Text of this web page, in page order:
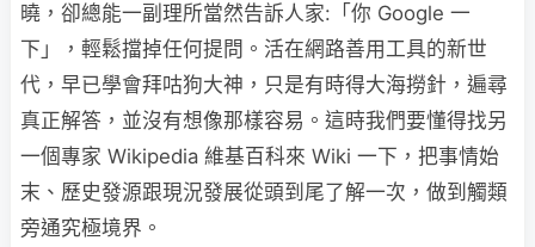
曉，卻總能一副理所當然告訴人家:「你 Google 一
下」，輕鬆擋掉任何提問。活在網路善用工具的新世
代，早已學會拜咕狗大神，只是有時得大海撈針，遍尋
真正解答，並沒有想像那樣容易。這時我們要懂得找另
一個專家 Wikipedia 維基百科來 Wiki 一下，把事情始
末、歷史發源跟現況發展從頭到尾了解一次，做到觸類
旁通究極境界。